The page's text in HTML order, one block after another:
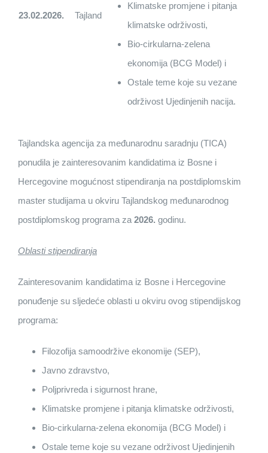
23.02.2026. Tajland
Klimatske promjene i pitanja
klimatske održivosti,
Bio-cirkularna-zelena
ekonomija (BCG Model) i
Ostale teme koje su vezane
održivost Ujedinjenih nacija.
Tajlandska agencija za međunarodnu saradnju (TICA)
ponudila je zainteresovanim kandidatima iz Bosne i
Hercegovine mogućnost stipendiranja na postdiplomskim
master studijama u okviru Tajlandskog međunarodnog
postdiplomskog programa za 2026. godinu.
Oblasti stipendiranja
Zainteresovanim kandidatima iz Bosne i Hercegovine
ponuđenje su sljedeće oblasti u okviru ovog stipendijskog
programa:
Filozofija samoodržive ekonomije (SEP),
Javno zdravstvo,
Poljprivreda i sigurnost hrane,
Klimatske promjene i pitanja klimatske održivosti,
Bio-cirkularna-zelena ekonomija (BCG Model) i
Ostale teme koje su vezane održivost Ujedinjenih